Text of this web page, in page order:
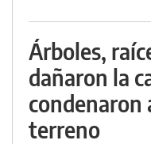
Árboles,
dañaron la
condenaron
terreno